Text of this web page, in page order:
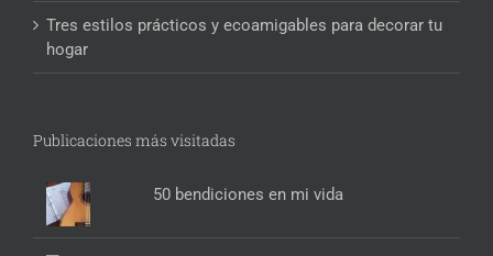
Tres estilos prácticos y ecoamigables para decorar tu
hogar
Publicaciones más visitadas
50 bendiciones en mi vida